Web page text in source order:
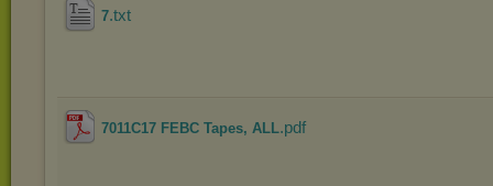
7.txt
7011C17 FEBC Tapes, ALL.pdf